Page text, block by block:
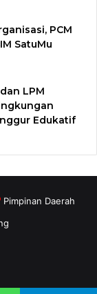
PCM
SatuMu​
LPM
Edukatif
Pimpinan Daerah